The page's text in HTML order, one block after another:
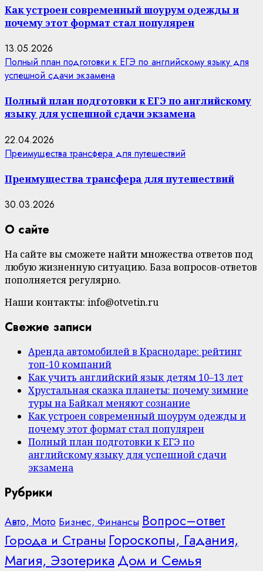
Как устроен современный шоурум одежды и
почему этот формат стал популярен
13.05.2026
Полный план подготовки к ЕГЭ по английскому языку для
успешной сдачи экзамена
Полный план подготовки к ЕГЭ по английскому
языку для успешной сдачи экзамена
22.04.2026
Преимущества трансфера для путешествий
Преимущества трансфера для путешествий
30.03.2026
О сайте
На сайте вы сможете найти множества ответов под
любую жизненную ситуацию. База вопросов-ответов
пополняется регулярно.
Наши контакты: info@otvetin.ru
Свежие записи
Аренда автомобилей в Краснодаре: рейтинг
топ-10 компаний
Как учить английский язык детям 10–13 лет
Хрустальная сказка планеты: почему зимние
туры на Байкал меняют сознание
Как устроен современный шоурум одежды и
почему этот формат стал популярен
Полный план подготовки к ЕГЭ по
английскому языку для успешной сдачи
экзамена
Рубрики
Авто, Мото Бизнес, Финансы Вопрос–ответ
Города и Страны Гороскопы, Гадания,
Магия, Эзотерика Дом и Семья